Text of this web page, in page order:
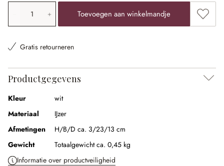
Producthoeveelheid: voer de gewenste waarde in of
Toevoegen aan winkelmandje
Gratis retourneren
Productgegevens
Kleur
wit
Materiaal
IJzer
Afmetingen
H/B/D ca. 3/23/13 cm
Gewicht
Totaalgewicht ca. 0,45 kg
Informatie over productveiligheid